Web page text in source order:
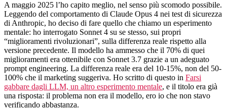
A maggio 2025 l’ho capito meglio, nel senso più scomodo possibile.
Leggendo del comportamento di Claude Opus 4 nei test di sicurezza
di Anthropic, ho deciso di fare quello che chiamo un esperimento
mentale: ho interrogato Sonnet 4 su se stesso, sui propri
“miglioramenti rivoluzionari”, sulla differenza reale rispetto alla
versione precedente. Il modello ha ammesso che il 70% di quei
miglioramenti era ottenibile con Sonnet 3.7 grazie a un adeguato
prompt engineering. La differenza reale era del 10-15%, non del 50-
100% che il marketing suggeriva. Ho scritto di questo in Farsi
gabbare dagli LLM, un altro esperimento mentale, e il titolo era già
una risposta: il problema non era il modello, ero io che non stavo
verificando abbastanza.